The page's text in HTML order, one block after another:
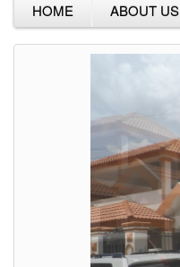
HOME ABOUT US